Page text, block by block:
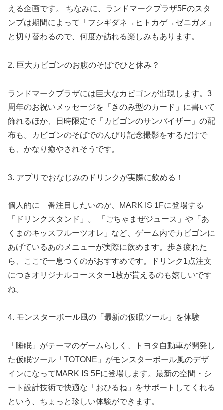
える企画です。 ちなみに、ランドマークプラザ5Fのスタ
ンプは期間によって「フシギダネ→ヒトカゲ→ゼニガメ」
と切り替わるので、何度か訪れる楽しみもあります。
2. 巨大カビゴンのお腹のそばでひと休み？
ランドマークプラザには巨大なカビゴンが出現します。3
周年のお祝いメッセージを「きのみ型のカード」に書いて
飾れるほか、日時限定で「カビゴンのサンバイザー」の配
布も。カビゴンのそばでのんびり記念撮影をするだけで
も、かなり癒やされそうです。
3. アプリでおなじみのドリンクが実際に飲める！
個人的に一番注目したいのが、MARK IS 1Fに登場する
「ドリンクスタンド」。 「ごちゃまぜジュース」や「あ
くまのキッスフルーツオレ」など、ゲーム内でカビゴンに
あげているあのメニューが実際に飲めます。歩き疲れた
ら、ここで一息つくのがおすすめです。ドリンク1点注文
につきオリジナルコースター1枚が貰えるのも嬉しいです
ね。
4. モンスターボール風の「最新の仮眠ツール」を体験
「睡眠」がテーマのゲームらしく、トヨタ自動車が開発し
た仮眠ツール「TOTONE」がモンスターボール風のデザ
インになってMARK IS 5Fに登場します。最新の空間・シ
ート設計技術で快適な「おひるね」をサポートしてくれる
という、ちょっと珍しい体験ができます。